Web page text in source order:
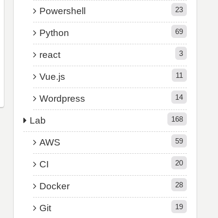
Powershell 23
Python 69
react 3
Vue.js 11
Wordpress 14
Lab 168
AWS 59
CI 20
Docker 28
Git 19